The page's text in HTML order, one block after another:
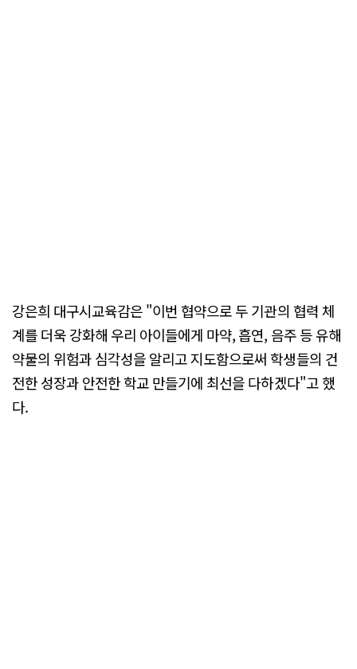
강은희 대구시교육감은 "이번 협약으로 두 기관의 협력 체
계를 더욱 강화해 우리 아이들에게 마약, 흡연, 음주 등 유해
약물의 위험과 심각성을 알리고 지도함으로써 학생들의 건
전한 성장과 안전한 학교 만들기에 최선을 다하겠다"고 했
다.